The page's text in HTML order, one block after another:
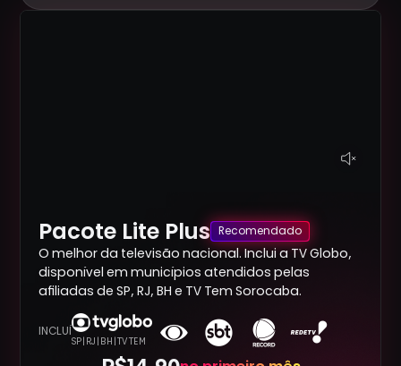
Pacote Lite Plus Recomendado
O melhor da televisão nacional. Inclui a TV Globo,
disponível em municípios atendidos pelas
afiliadas de SP, RJ, BH e TV Tem Sorocaba.
INCLUÍ
SP | RJ | BH | TV TEM